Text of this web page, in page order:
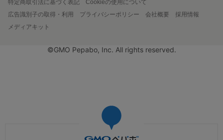
特定商取引法に基づく表記
Cookieの使用について
広告識別子の取得・利用
プライバシーポリシー 会社概要
採用情報
メディアキット
©GMO Pepabo, Inc. All rights reserved.